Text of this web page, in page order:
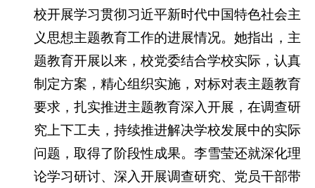
校开展学习贯彻习近平新时代中国特色社会主
义思想主题教育工作的进展情况。她指出，主
题教育开展以来，校党委结合学校实际，认真
制定方案，精心组织实施，对标对表主题教育
要求，扎实推进主题教育深入开展，在调查研
究上下工夫，持续推进解决学校发展中的实际
问题，取得了阶段性成果。李雪莹还就深化理
论学习研讨、深入开展调查研究、党员干部带